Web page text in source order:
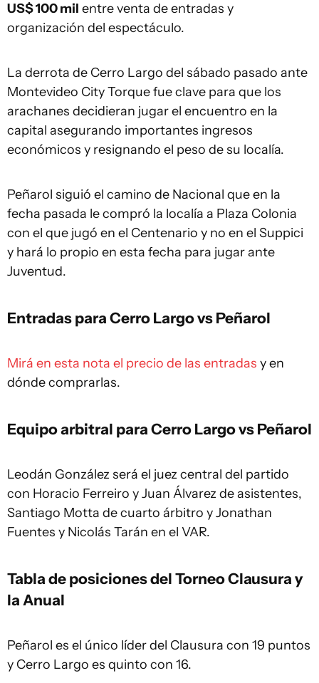
US$ 100 mil entre venta de entradas y
organización del espectáculo.
La derrota de Cerro Largo del sábado pasado ante
Montevideo City Torque fue clave para que los
arachanes decidieran jugar el encuentro en la
capital asegurando importantes ingresos
económicos y resignando el peso de su localía.
Peñarol siguió el camino de Nacional que en la
fecha pasada le compró la localía a Plaza Colonia
con el que jugó en el Centenario y no en el Suppici
y hará lo propio en esta fecha para jugar ante
Juventud.
Entradas para Cerro Largo vs Peñarol
Mirá en esta nota el precio de las entradas y en
dónde comprarlas.
Equipo arbitral para Cerro Largo vs Peñarol
Leodán González será el juez central del partido
con Horacio Ferreiro y Juan Álvarez de asistentes,
Santiago Motta de cuarto árbitro y Jonathan
Fuentes y Nicolás Tarán en el VAR.
Tabla de posiciones del Torneo Clausura y
la Anual
Peñarol es el único líder del Clausura con 19 puntos
y Cerro Largo es quinto con 16.